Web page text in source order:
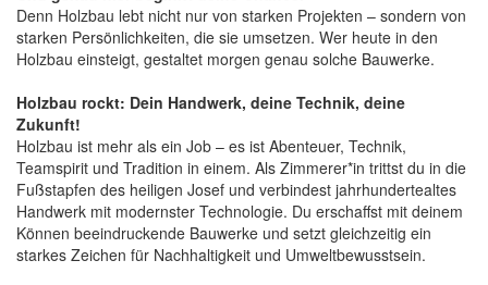
Denn Holzbau lebt nicht nur von starken Projekten – sondern von
starken Persönlichkeiten, die sie umsetzen. Wer heute in den
Holzbau einsteigt, gestaltet morgen genau solche Bauwerke.
Holzbau rockt: Dein Handwerk, deine Technik, deine
Zukunft!
Holzbau ist mehr als ein Job – es ist Abenteuer, Technik,
Teamspirit und Tradition in einem. Als Zimmerer*in trittst du in die
Fußstapfen des heiligen Josef und verbindest jahrhundertealtes
Handwerk mit modernster Technologie. Du erschaffst mit deinem
Können beeindruckende Bauwerke und setzt gleichzeitig ein
starkes Zeichen für Nachhaltigkeit und Umweltbewusstsein.